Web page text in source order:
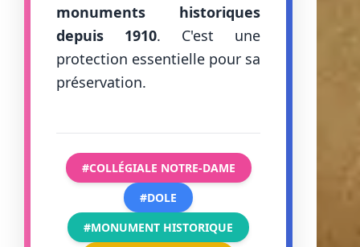
monuments historiques
depuis 1910. C'est une
protection essentielle pour sa
préservation.
#COLLÉGIALE NOTRE-DAME
#DOLE
#MONUMENT HISTORIQUE